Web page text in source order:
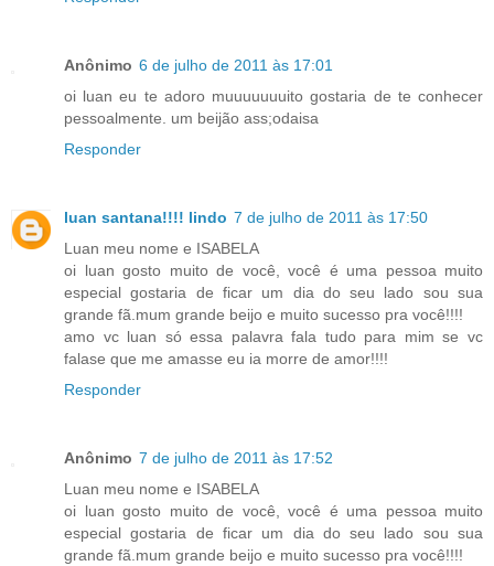
Anônimo 6 de julho de 2011 às 17:01
oi luan eu te adoro muuuuuuuito gostaria de te conhecer
pessoalmente. um beijão ass;odaisa
Responder
luan santana!!!! lindo 7 de julho de 2011 às 17:50
Luan meu nome e ISABELA
oi luan gosto muito de você, você é uma pessoa muito
especial gostaria de ficar um dia do seu lado sou sua
grande fã.mum grande beijo e muito sucesso pra você!!!!
amo vc luan só essa palavra fala tudo para mim se vc
falase que me amasse eu ia morre de amor!!!!
Responder
Anônimo 7 de julho de 2011 às 17:52
Luan meu nome e ISABELA
oi luan gosto muito de você, você é uma pessoa muito
especial gostaria de ficar um dia do seu lado sou sua
grande fã.mum grande beijo e muito sucesso pra você!!!!